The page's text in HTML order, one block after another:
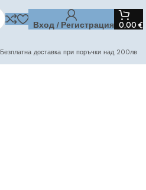
Вход / Регистрация 0,00 €
Безплатна доставка при поръчки над 200лв